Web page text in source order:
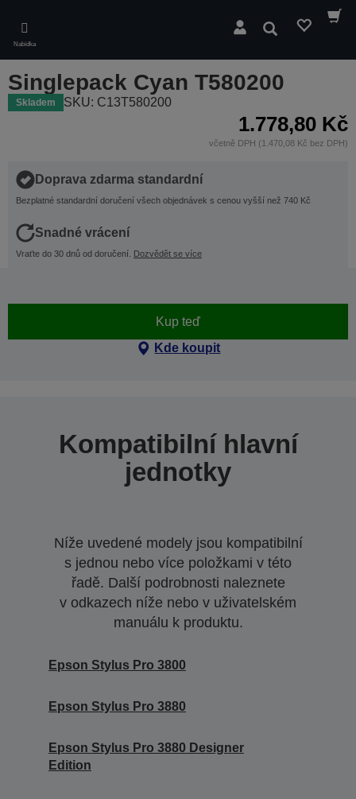
main
content
Nabídka
Hledat
Singlepack Cyan T580200
Skladem SKU: C13T580200
1.778,80 Kč
včetně DPH (1.470,08 Kč bez DPH)
Doprava zdarma standardní
Bezplatné standardní doručení všech objednávek s cenou vyšší než 740 Kč
Snadné vrácení
Vraťte do 30 dnů od doručení. Dozvědět se více
Kup teď
Kde koupit
Kompatibilní hlavní
jednotky
Níže uvedené modely jsou kompatibilní
s jednou nebo více položkami v této
řadě. Další podrobnosti naleznete
v odkazech níže nebo v uživatelském
manuálu k produktu.
Epson Stylus Pro 3800
Epson Stylus Pro 3880
Epson Stylus Pro 3880 Designer
Edition